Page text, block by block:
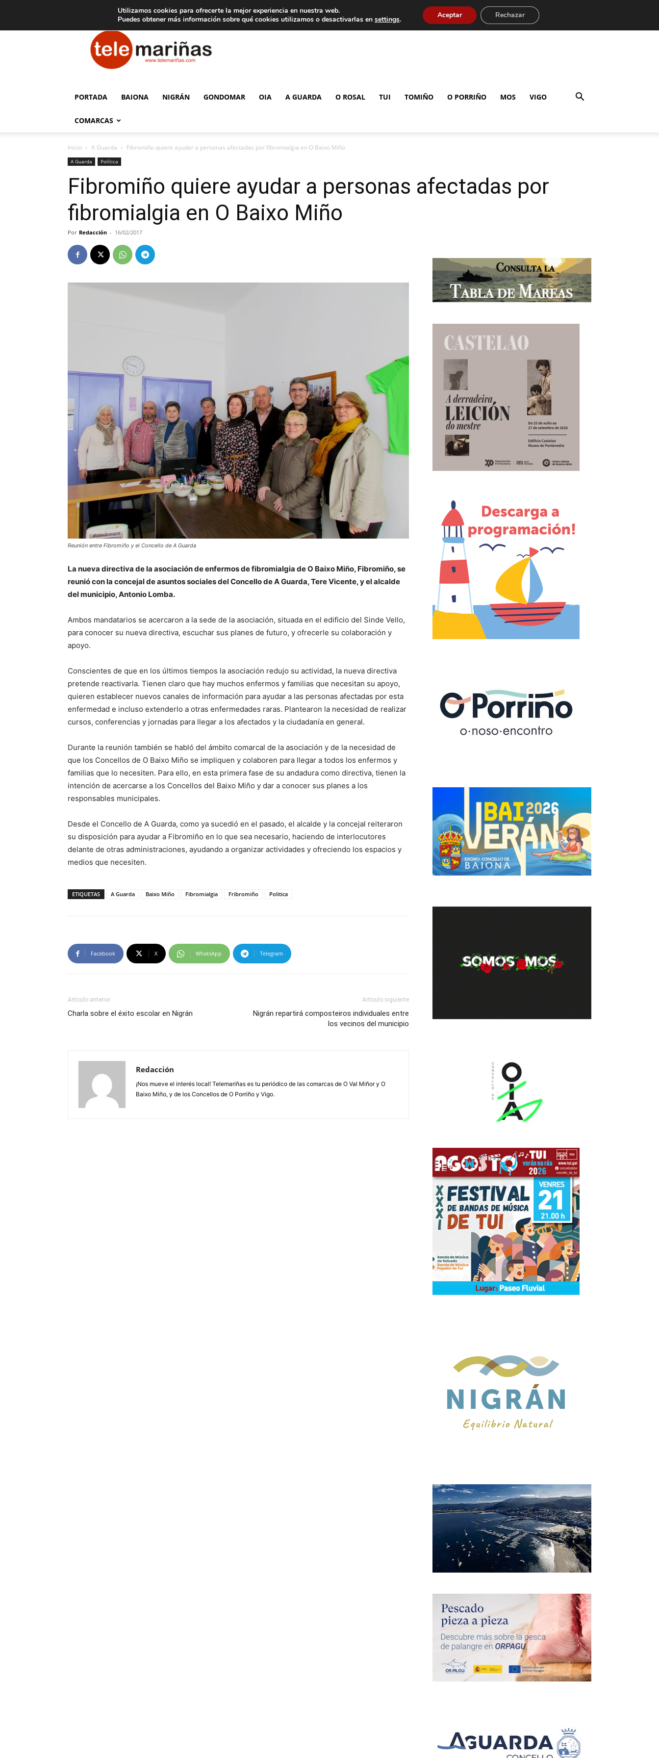
Aviso legal Tarifas de publicidad
Telemariñas
PORTADA BAIONA NIGRÁN GONDOMAR OIA A GUARDA O ROSAL TUI TOMIÑO O PORRIÑO MOS VIGO
COMARCAS
Inicio A Guarda Fibromiño quiere ayudar a personas afectadas por fibromialgia en O Baixo Miño
A Guarda Política
Fibromiño quiere ayudar a personas afectadas por
fibromialgia en O Baixo Miño
Por Redacción - 16/02/2017
Reunión entre Fibromiño y el Concello de A Guarda
La nueva directiva de la asociación de enfermos de fibromialgia de O Baixo Miño, Fibromiño, se
reunió con la concejal de asuntos sociales del Concello de A Guarda, Tere Vicente, y el alcalde
del municipio, Antonio Lomba.
Ambos mandatarios se acercaron a la sede de la asociación, situada en el edificio del Sinde Vello,
para conocer su nueva directiva, escuchar sus planes de futuro, y ofrecerle su colaboración y
apoyo.
Conscientes de que en los últimos tiempos la asociación redujo su actividad, la nueva directiva
pretende reactivarla. Tienen claro que hay muchos enfermos y familias que necesitan su apoyo,
quieren establecer nuevos canales de información para ayudar a las personas afectadas por esta
enfermedad e incluso extenderlo a otras enfermedades raras. Plantearon la necesidad de realizar
cursos, conferencias y jornadas para llegar a los afectados y la ciudadanía en general.
Durante la reunión también se habló del ámbito comarcal de la asociación y de la necesidad de
que los Concellos de O Baixo Miño se impliquen y colaboren para llegar a todos los enfermos y
familias que lo necesiten. Para ello, en esta primera fase de su andadura como directiva, tienen la
intención de acercarse a los Concellos del Baixo Miño y dar a conocer sus planes a los
responsables municipales.
Desde el Concello de A Guarda, como ya sucedió en el pasado, el alcalde y la concejal reiteraron
su disposición para ayudar a Fibromiño en lo que sea necesario, haciendo de interlocutores
delante de otras administraciones, ayudando a organizar actividades y ofreciendo los espacios y
medios que necesiten.
ETIQUETAS A Guarda Baixo Miño Fibromialgia Fribromiño Politica
Facebook X WhatsApp Telegram
Artículo anterior
Charla sobre el éxito escolar en Nigrán
Artículo siguiente
Nigrán repartirá composteiros individuales entre
los vecinos del municipio
Redacción
¡Nos mueve el interés local! Telemariñas es tu periódico de las comarcas de O Val Miñor y O
Baixo Miño, y de los Concellos de O Porriño y Vigo.
Utilizamos cookies para ofrecerte la mejor experiencia en nuestra web.
Puedes obtener más información sobre qué cookies utilizamos o desactivarlas en settings. Aceptar Rechazar